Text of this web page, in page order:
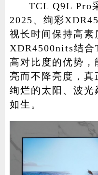
TCL Q9L Pro
2025、绚彩
视长时间保持高素
XDR4500nits结合
高对比度的优势，
亮而不降亮度，真
绚烂的太阳、波光
如生。